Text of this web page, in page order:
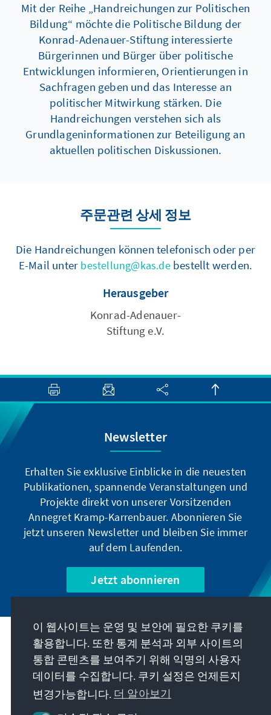
Hilfestellung für Lehrerinnen und Lehrer für
den Einsatz der Ausstellung im Unterricht
gedacht.
Mit der Reihe „Handreichungen zur Politischen
Bildung“ möchte die Politische Bildung der
Konrad-Adenauer-Stiftung interessierte
Bürgerinnen und Bürger über politische
Entwicklungen informieren, Orientierungen in
Sachfragen geben und das Interesse an
politischer Mitwirkung stärken. Die
Handreichungen verstehen sich als
Grundlageninformationen zur Beteiligung an
aktuellen politischen Diskussionen.
주문관련 상세 정보
Die Handreichungen können telefonisch oder per
E-Mail unter bestellung@kas.debestellt werden.
Herausgeber
Konrad-Adenauer-
Stiftung e.V.
Newsletter
Erhalten Sie exklusive Einblicke in die neuesten
Publikationen, spannende Veranstaltungen und
Projekte direkt von unserer Vorsitzenden
Annegret Kramp-Karrenbauer. Abonnieren Sie
jetzt unseren Newsletter und bleiben Sie immer
auf dem Laufenden.
Jetzt abonnieren
우리의 과제
연락처
이 웹사이트는 운영 및 보안에 필요한 쿠키를
활용합니다. 또한 통계 분석과 외부 사이트의
통합 콘텐츠를 보여주기 위해 익명의 사용자
데이터를 수집합니다. 쿠키 설정은 언제든지
변경가능합니다. 더 알아보기